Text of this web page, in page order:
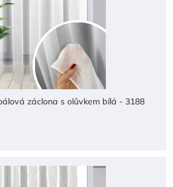
záclona s olůvkem bílá - 3188